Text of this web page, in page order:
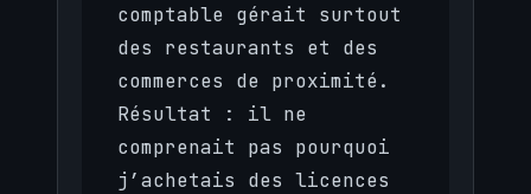
comptable gérait surtout
des restaurants et des
commerces de proximité.
Résultat : il ne
comprenait pas pourquoi
j’achetais des licences